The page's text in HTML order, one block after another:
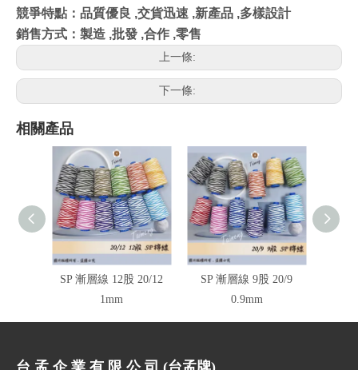
競爭特點：品質優良 ,交貨迅速 ,新產品 ,多樣設計
銷售方式：製造 ,批發 ,合作 ,零售
上一條:
下一條:
相關產品
SP 漸層線 12股 20/12
1mm
SP 漸層線 9股 20/9
0.9mm
台 孟 企 業 有 限 公 司 (台孟牌)